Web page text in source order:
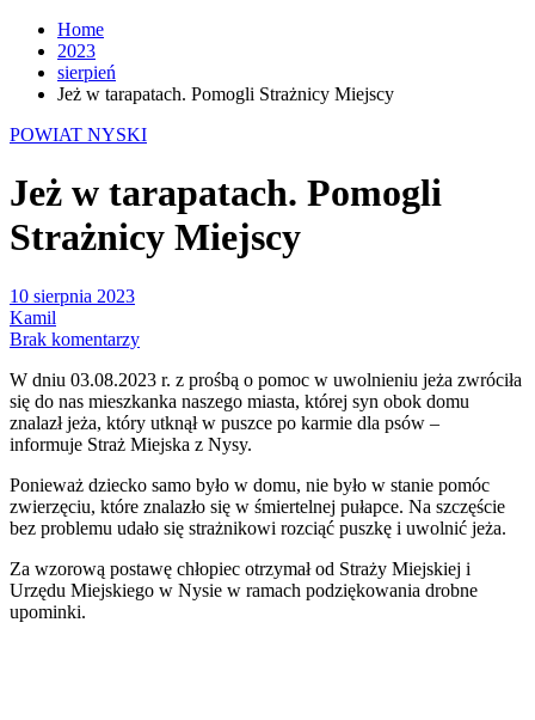
Home
2023
sierpień
Jeż w tarapatach. Pomogli Strażnicy Miejscy
POWIAT NYSKI
Jeż w tarapatach. Pomogli
Strażnicy Miejscy
10 sierpnia 2023
Kamil
Brak komentarzy
W dniu 03.08.2023 r. z prośbą o pomoc w uwolnieniu jeża zwróciła
się do nas mieszkanka naszego miasta, której syn obok domu
znalazł jeża, który utknął w puszce po karmie dla psów –
informuje Straż Miejska z Nysy.
Ponieważ dziecko samo było w domu, nie było w stanie pomóc
zwierzęciu, które znalazło się w śmiertelnej pułapce. Na szczęście
bez problemu udało się strażnikowi rozciąć puszkę i uwolnić jeża.
Za wzorową postawę chłopiec otrzymał od Straży Miejskiej i
Urzędu Miejskiego w Nysie w ramach podziękowania drobne
upominki.